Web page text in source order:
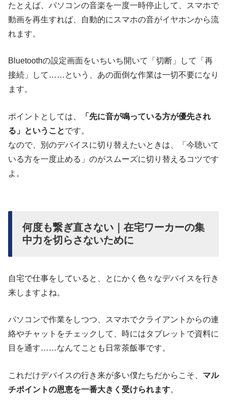
たとえば、パソコンの音楽を一度一時停止して、スマホで
動画を再生すれば、自動的にスマホの音がイヤホンから流
れます。
Bluetoothの設定画面をいちいち開いて「切断」して「再
接続」して……という、あの面倒な作業は一切不要になり
ます。
ポイントとしては、
「先に音が鳴っている方が優先され
る」ということです。
なので、別のデバイスに切り替えたいときは、「今聴いて
いる方を一度止める」のがスムーズに切り替えるコツです
よ。
何度も繋ぎ直さない｜在宅ワーカーの集
中力を切らさないために
自宅で仕事をしていると、とにかく色々なデバイスを行き
来しますよね。
パソコンで作業をしつつ、スマホでクライアントからの連
絡やチャットをチェックして、時にはタブレットで資料に
目を通す……なんてことも日常茶飯事です。
これだけデバイスの行き来が多い僕たちだからこそ、 マル
チポイントの恩恵を一番大きく受けられます。